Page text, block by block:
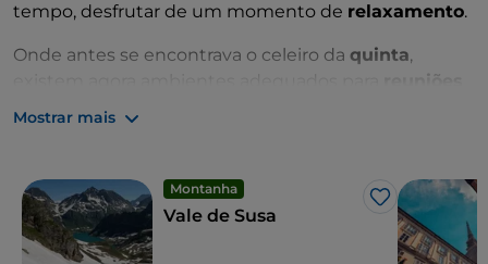
tempo, desfrutar de um momento de relaxamento.
Onde antes se encontrava o celeiro da quinta,
reuniões
de negócios
Mostrar mais
Montanha
Gosto
Vale de Susa